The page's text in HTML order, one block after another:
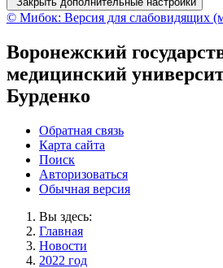
© Мибок: Версия для слабовидящих
Воронежский
медицинский
Бурденко
Обратная связь
Карта сайта
Поиск
Авторизоваться
Обычная версия
Вы здесь:
Главная
Новости
2022 год